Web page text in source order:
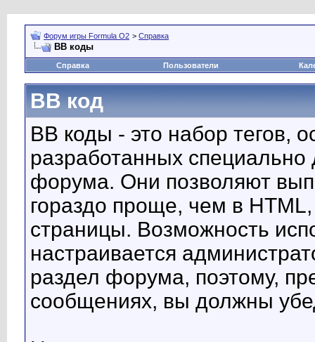
Форум игры Formula O2 > Справка
BB коды
Справка Пользователи
BB код
BB коды - это набор тегов,
разработанных
форума. Они позволяют
гораздо проще, чем в
страницы. Возможность
настраивается
раздел форума, поэтому,
сообщениях, вы должны